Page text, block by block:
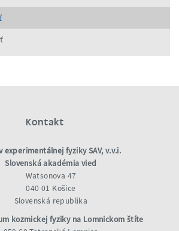
Kontakt
experimentálnej fyziky SAV, v.v.i.
Slovenská akadémia vied
Watsonova 47
040 01 Košice
Slovenská republika
kozmickej fyziky na Lomnickom štíte